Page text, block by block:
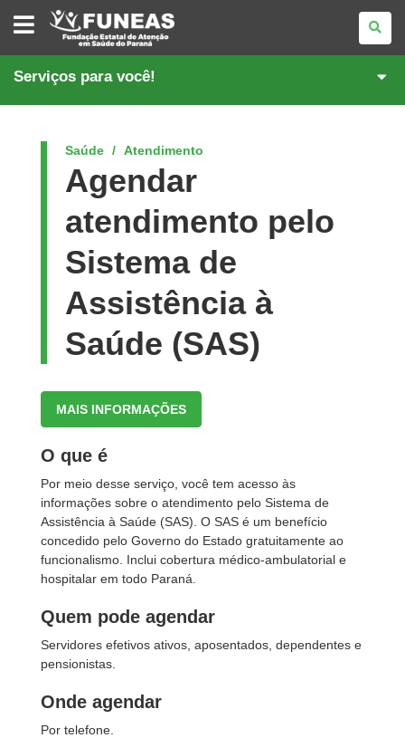
FUNDAÇÃO
ESTATAL
DE
ATENÇÃO
SAÚDE
PARANÁ
Serviços para você!
Saúde Atendimento
Agendar
atendimento pelo
Sistema de
Assistência à
Saúde (SAS)
MAIS INFORMAÇÕES
O que é
Por meio desse serviço, você tem acesso às
informações sobre o atendimento pelo Sistema de
Assistência à Saúde (SAS). O SAS é um benefício
concedido pelo Governo do Estado gratuitamente ao
funcionalismo. Inclui cobertura médico-ambulatorial e
hospitalar em todo Paraná.
Quem pode agendar
Servidores efetivos ativos, aposentados, dependentes e
pensionistas.
Onde agendar
Por telefone.